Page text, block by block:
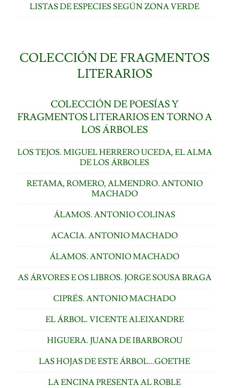
LISTAS DE ESPECIES SEGÚN ZONA VERDE
COLECCIÓN DE FRAGMENTOS
LITERARIOS
COLECCIÓN DE POESÍAS Y
FRAGMENTOS LITERARIOS EN TORNO A
LOS ÁRBOLES
LOS TEJOS. MIGUEL HERRERO UCEDA, EL ALMA
DE LOS ÁRBOLES
RETAMA, ROMERO, ALMENDRO. ANTONIO
MACHADO
ÁLAMOS. ANTONIO COLINAS
ACACIA. ANTONIO MACHADO
ÁLAMOS. ANTONIO MACHADO
AS ÁRVORES E OS LIBROS. JORGE SOUSA BRAGA
CIPRÉS. ANTONIO MACHADO
EL ÁRBOL. VICENTE ALEIXANDRE
HIGUERA. JUANA DE IBARBOROU
LAS HOJAS DE ESTE ÁRBOL...GOETHE
LA ENCINA PRESENTA AL ROBLE